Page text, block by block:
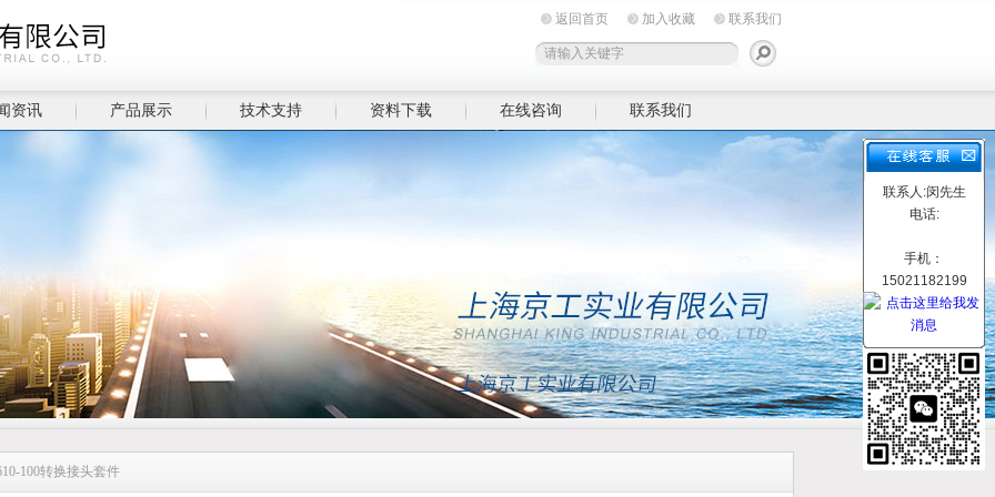
返回首页 加入收藏 联系我们
资讯 产品展示 技术支持 资料下载 在线咨询 联系我们
100转换接头套件
联系人:闵先生
电话:
手机：
15021182199